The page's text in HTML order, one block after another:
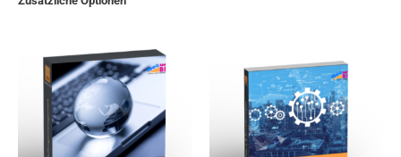
Produkt
weist
mehrere
Varianten
auf.